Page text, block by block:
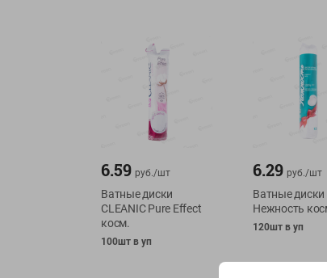
6.59 руб./шт
Ватные диски
CLEANIC Pure Effect
косм.
100шт в уп
6.29 руб./шт
Ватные диски
Нежность
120шт в уп